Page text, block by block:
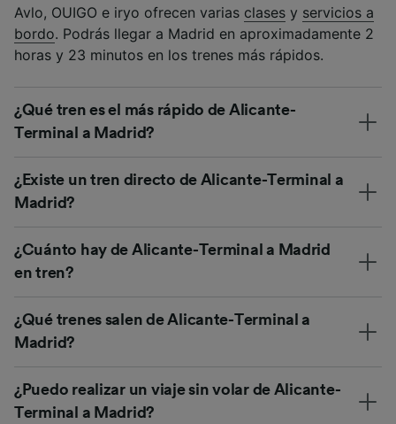
Avlo, OUIGO e iryo ofrecen varias clases y servicios a
bordo. Podrás llegar a Madrid en aproximadamente 2
horas y 23 minutos en los trenes más rápidos.
¿Qué tren es el más rápido de Alicante-
Terminal a Madrid?
¿Existe un tren directo de Alicante-Terminal a
Madrid?
¿Cuánto hay de Alicante-Terminal a Madrid
en tren?
¿Qué trenes salen de Alicante-Terminal a
Madrid?
¿Puedo realizar un viaje sin volar de Alicante-
Terminal a Madrid?